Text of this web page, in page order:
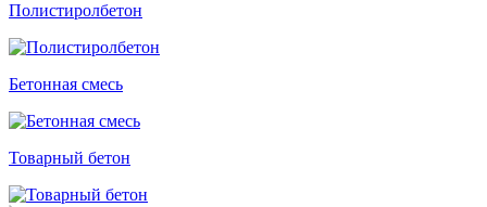
Полистиролбетон
Бетонная смесь
Товарный бетон